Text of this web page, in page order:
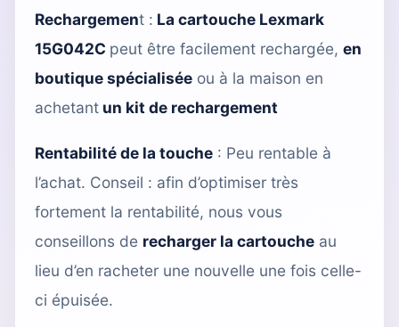
Rechargement : La cartouche Lexmark
15G042C peut être facilement rechargée, en
boutique spécialisée ou à la maison en
achetant un kit de rechargement
Rentabilité de la touche : Peu rentable à
l’achat. Conseil : afin d’optimiser très
fortement la rentabilité, nous vous
conseillons de recharger la cartouche au
lieu d’en racheter une nouvelle une fois celle-
ci épuisée.